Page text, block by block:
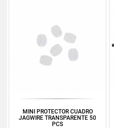
MINI PROTECTOR CUADRO
JAGWIRE TRANSPARENTE 50
PCS